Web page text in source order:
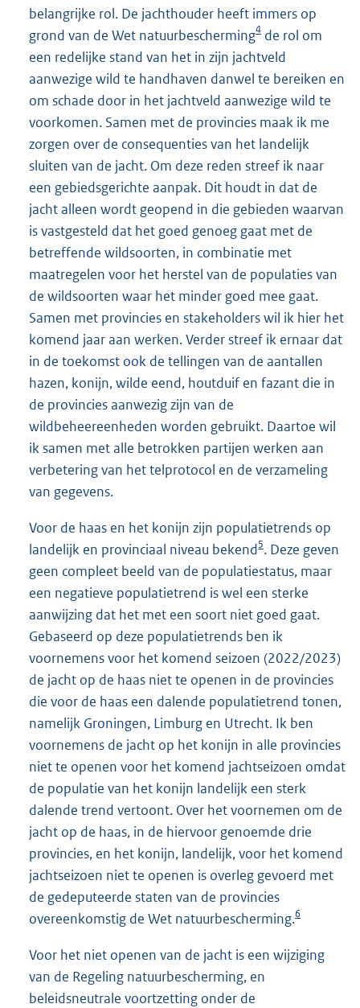
belangrijke rol. De jachthouder heeft immers op
grond van de Wet natuurbescherming4 de rol om
een redelijke stand van het in zijn jachtveld
aanwezige wild te handhaven danwel te bereiken en
om schade door in het jachtveld aanwezige wild te
voorkomen. Samen met de provincies maak ik me
zorgen over de consequenties van het landelijk
sluiten van de jacht. Om deze reden streef ik naar
een gebiedsgerichte aanpak. Dit houdt in dat de
jacht alleen wordt geopend in die gebieden waarvan
is vastgesteld dat het goed genoeg gaat met de
betreffende wildsoorten, in combinatie met
maatregelen voor het herstel van de populaties van
de wildsoorten waar het minder goed mee gaat.
Samen met provincies en stakeholders wil ik hier het
komend jaar aan werken. Verder streef ik ernaar dat
in de toekomst ook de tellingen van de aantallen
hazen, konijn, wilde eend, houtduif en fazant die in
de provincies aanwezig zijn van de
wildbeheereenheden worden gebruikt. Daartoe wil
ik samen met alle betrokken partijen werken aan
verbetering van het telprotocol en de verzameling
van gegevens.
Voor de haas en het konijn zijn populatietrends op
landelijk en provinciaal niveau bekend5. Deze geven
geen compleet beeld van de populatiestatus, maar
een negatieve populatietrend is wel een sterke
aanwijzing dat het met een soort niet goed gaat.
Gebaseerd op deze populatietrends ben ik
voornemens voor het komend seizoen (2022/2023)
de jacht op de haas niet te openen in de provincies
die voor de haas een dalende populatietrend tonen,
namelijk Groningen, Limburg en Utrecht. Ik ben
voornemens de jacht op het konijn in alle provincies
niet te openen voor het komend jachtseizoen omdat
de populatie van het konijn landelijk een sterk
dalende trend vertoont. Over het voornemen om de
jacht op de haas, in de hiervoor genoemde drie
provincies, en het konijn, landelijk, voor het komend
jachtseizoen niet te openen is overleg gevoerd met
de gedeputeerde staten van de provincies
overeenkomstig de Wet natuurbescherming.6
Voor het niet openen van de jacht is een wijziging
van de Regeling natuurbescherming, en
beleidsneutrale voortzetting onder de